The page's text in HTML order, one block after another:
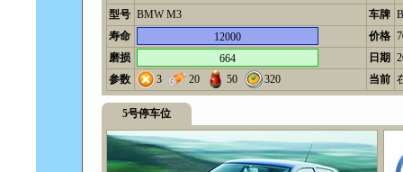
型号 BMW M3 车牌
寿命
12000 价格
磨损
664 日期
参数
3 20 50 320 当前
5号停车位